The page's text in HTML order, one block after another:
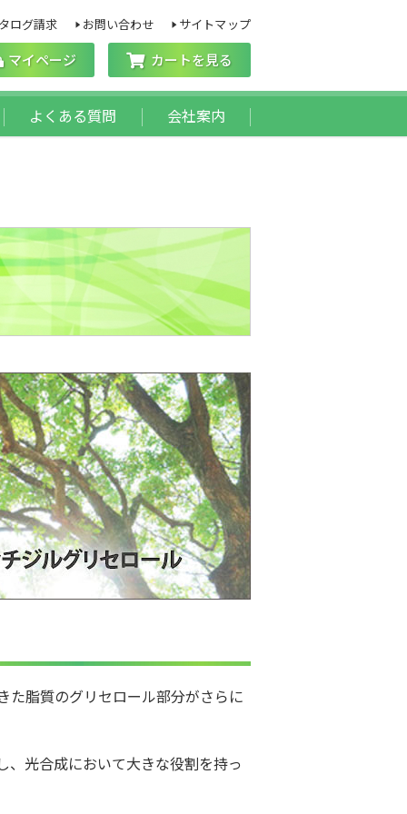
マイページ カートを見る
よくある質問 会社案内
ログ請求 お問い合わせ サイトマップ
た脂質のグリセロール部分がさらに
光合成において大きな役割を持っ